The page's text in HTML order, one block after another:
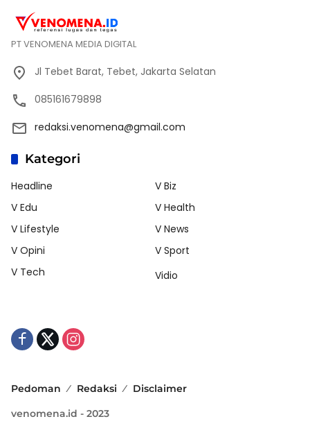
PT VENOMENA MEDIA DIGITAL
Jl Tebet Barat, Tebet, Jakarta Selatan
085161679898
redaksi.venomena@gmail.com
Kategori
Headline
V Biz
V Edu
V Health
V Lifestyle
V News
V Opini
V Sport
V Tech
Vidio
Pedoman Redaksi
Disclaimer
venomena.id - 2023